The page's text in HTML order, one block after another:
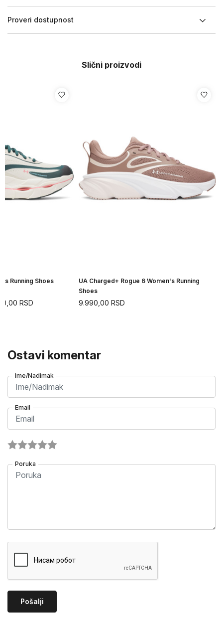
Proveri dostupnost
Slični proizvodi
Running Shoes
RSD
UA Charged+ Rogue 6 Women's Running
Shoes
9.990,00 RSD
Ostavi komentar
Ime/Nadimak
Email
Poruka
Pošalji